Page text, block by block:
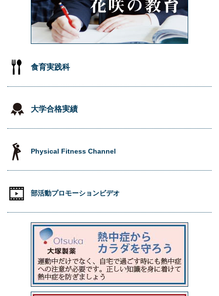
食育実践科
大学合格実績
Physical Fitness Channel
部活動プロモーションビデオ